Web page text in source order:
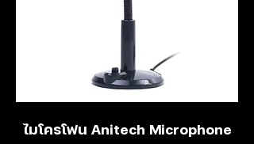
ไมโครโฟน Anitech Microphone